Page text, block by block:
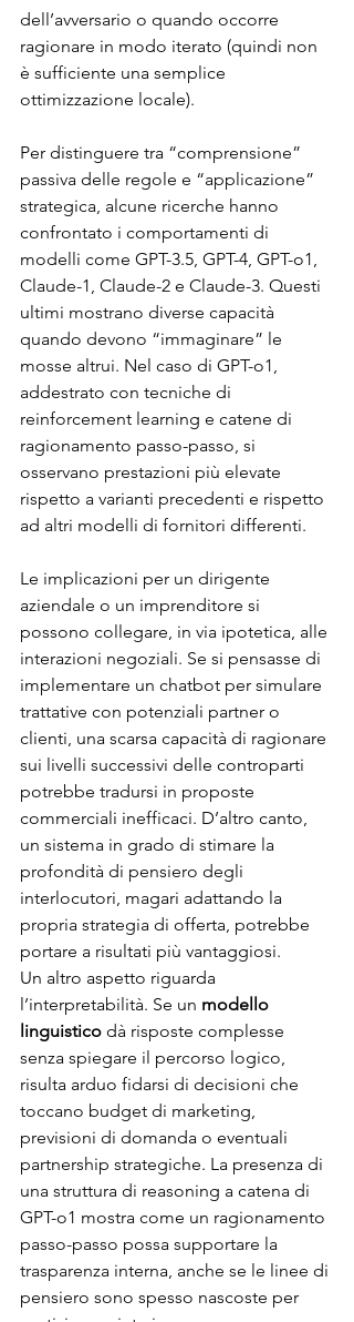
dell’avversario o quando occorre
ragionare in modo iterato (quindi non
è sufficiente una semplice
ottimizzazione locale).
Per distinguere tra “comprensione”
passiva delle regole e “applicazione”
strategica, alcune ricerche hanno
confrontato i comportamenti di
modelli come GPT-3.5, GPT-4, GPT-o1,
Claude-1, Claude-2 e Claude-3. Questi
ultimi mostrano diverse capacità
quando devono “immaginare” le
mosse altrui. Nel caso di GPT-o1,
addestrato con tecniche di
reinforcement learning e catene di
ragionamento passo-passo, si
osservano prestazioni più elevate
rispetto a varianti precedenti e rispetto
ad altri modelli di fornitori differenti.
Le implicazioni per un dirigente
aziendale o un imprenditore si
possono collegare, in via ipotetica, alle
interazioni negoziali. Se si pensasse di
implementare un chatbot per simulare
trattative con potenziali partner o
clienti, una scarsa capacità di ragionare
sui livelli successivi delle controparti
potrebbe tradursi in proposte
commerciali inefficaci. D’altro canto,
un sistema in grado di stimare la
profondità di pensiero degli
interlocutori, magari adattando la
propria strategia di offerta, potrebbe
portare a risultati più vantaggiosi.
Un altro aspetto riguarda
l’interpretabilità. Se un modello
linguistico dà risposte complesse
senza spiegare il percorso logico,
risulta arduo fidarsi di decisioni che
toccano budget di marketing,
previsioni di domanda o eventuali
partnership strategiche. La presenza di
una struttura di reasoning a catena di
GPT-o1 mostra come un ragionamento
passo-passo possa supportare la
trasparenza interna, anche se le linee di
pensiero sono spesso nascoste per